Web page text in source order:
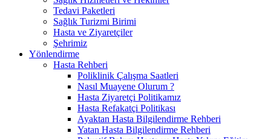
Tedavi Paketleri
Sağlık Turizmi Birimi
Hasta ve Ziyaretçiler
Şehrimiz
Yönlendirme
Hasta Rehberi
Poliklinik Çalışma Saatleri
Nasıl Muayene Olurum ?
Hasta Ziyaretçi Politikamız
Hasta Refakatçi Politikası
Ayaktan Hasta Bilgilendirme Rehberi
Yatan Hasta Bilgilendirme Rehberi